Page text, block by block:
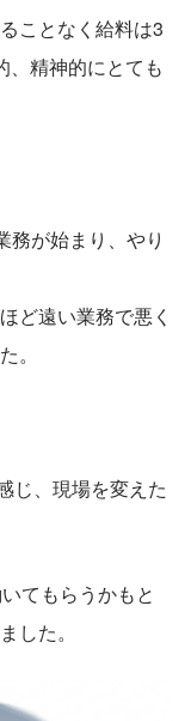
ことなく給料は3
、精神的にとても
務が始まり、やり
ど遠い業務で悪く
。
じ、現場を変えた
てもらうかもと
した。